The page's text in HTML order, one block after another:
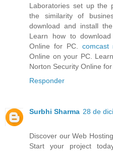
Laboratories set up the
the similarity of
download and install
Learn how to
Online for PC. comcast
Online on your PC.
Norton Security Online for
Responder
Surbhi Sharma 28 de
Discover our Web
Start your project